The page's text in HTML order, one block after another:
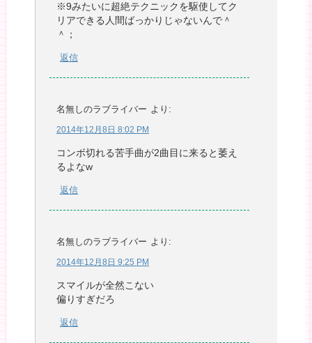
※9みたいに超絶テクニックを駆使してク
リアできる人間ばっかりじゃないんで＾
＾；
返信
名無しのラブライバー より:
2014年12月8日 8:02 PM
コンボ切れる苦手曲が2曲目に来ると萎え
るよなw
返信
名無しのラブライバー より:
2014年12月8日 9:25 PM
スマイルが全然こない
偏りすぎだろ
返信